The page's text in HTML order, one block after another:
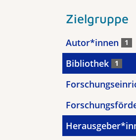
Zielgruppe
Autor*innen 1
Bibliothek 1